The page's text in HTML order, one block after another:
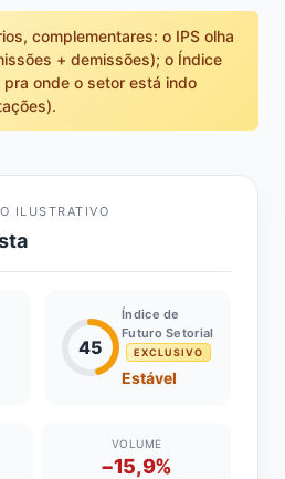
complementares: o IPS olha
+ demissões); o Índice
pra onde o setor está indo
ILUSTRATIVO
45
Índice de
Futuro Setorial
EXCLUSIVO
Estável
VOLUME
−15,9%